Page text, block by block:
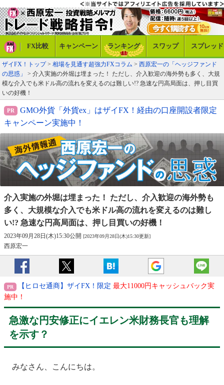
FX比較 キャンペーン ランキング スワップ スプレッド
ザイFX！トップ> 相場を見通す超強力FXコラム > 西原宏一の「ヘッジファンド
の思惑」
> 介入実施の外堀は埋まった！ ただし、介入歓迎の海外勢も多く、大規
模な介入でも米ドル高の流れを変えるのは難しい!? 急速な円高局面は、押し目買
いの好機！
GMO外貨「外貨ex」はザイFX！経由の口座開設者限定
キャンペーン実施中！
介入実施の外堀は埋まった！ ただし、介入歓迎の海外勢も
多く、大規模な介入でも米ドル高の流れを変えるのは難し
い!? 急速な円高局面は、押し目買いの好機！
2023年09月28日(木)15:30公開 [2023年09月28日(木)15:30更新]
西原宏一
【ヒロセ通商】ザイFX！限定 最大11000円キャッシュバック実
施中！
急激な円安修正にイエレン米財務長官も理解
を示す？
みなさん、こんにちは。